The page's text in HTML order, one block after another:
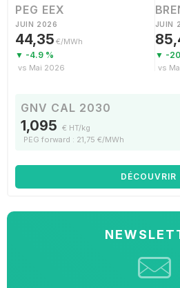
PEG EEX
JUIN 2026
44,35 €/MWh
▼ -4.9 %
vs Mai 2026
JUIN
▼ -
vs
GNV CAL 2030
1,095 € HT/kg
PEG forward : 21,75 €/MWh
DÉCOUVRIR